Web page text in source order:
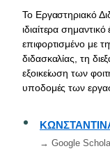
Το Εργαστηριακό
ιδιαίτερα
επιφορτισμένο με
διδασκαλίας, τη
εξοικείωση των
υποδομές των
→ Google